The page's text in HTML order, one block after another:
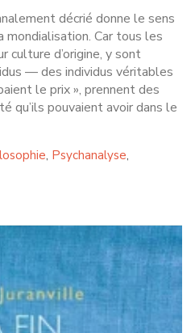
décrié donne le sens
mondialisation. Car tous les
culture d’origine, y sont
— des individus véritables
le prix », prennent des
qu’ils pouvaient avoir dans le
, Psychanalyse,